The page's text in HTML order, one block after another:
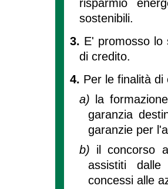
risparmio
sostenibili.
3. E' promosso lo
di credito.
4. Per le finalità
a)
la
garanzia
garanzie per
b) il concorso
assistiti
concessi alle